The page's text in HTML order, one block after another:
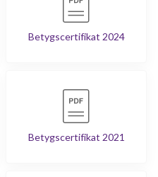
Betygscertifikat 2024
Betygscertifikat 2021